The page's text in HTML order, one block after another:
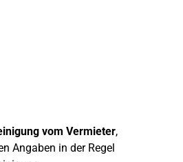
vom Vermieter,
Angaben in der Regel